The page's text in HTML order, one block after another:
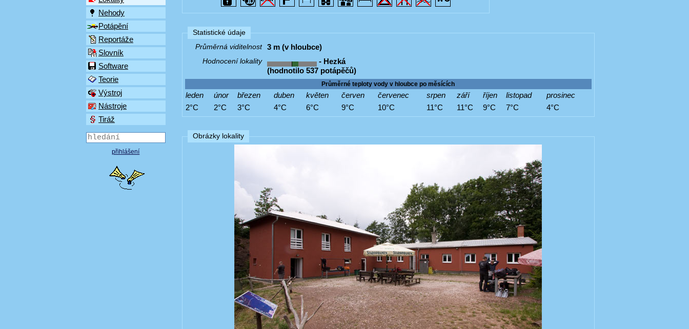
Nehody
Potápění
Reportáže
Slovník
Software
Teorie
Výstroj
Nástroje
Tiráž
přihlášení
Statistické údaje
Průměrná viditelnost
3 m (v hloubce)
Hodnocení lokality
- Hezká
(hodnotilo 537 potápěčů)
Průměrné teploty vody v hloubce po měsících
leden únor březen duben květen červen červenec srpen září říjen listopad
prosinec
2°C
2°C 3°C 4°C 6°C 9°C 10°C 11°C 11°C 9°C 7°C 4°C
Obrázky lokality